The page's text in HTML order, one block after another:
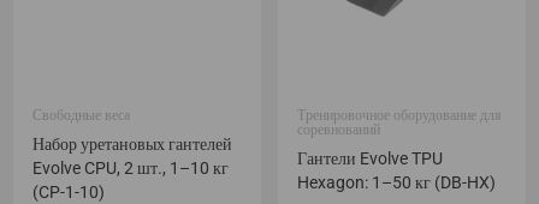
Свободные веса
Набор уретановых гантелей
Evolve CPU, 2 шт., 1–10 кг
(CP-1-10)
Тренировочное оборудование для
соревнований
Гантели Evolve TPU
Hexagon: 1–50 кг (DB-HX)